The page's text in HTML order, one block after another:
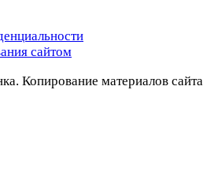
сайтом
Копирование материалов сайта